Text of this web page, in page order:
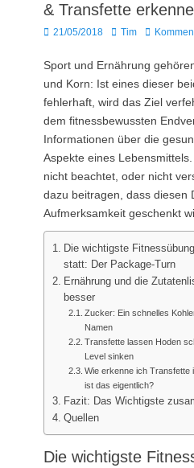
& Transfette
Posted
21/05/2018 Autor
Tim
Sport und Ernährung
und Korn: Ist eines dieser
fehlerhaft, wird das Ziel
dem fitnessbewussten
Informationen über die
Aspekte eines
nicht beachtet, oder nicht
dazu beitragen, dass diesen
Aufmerksamkeit geschenkt
Die wichtigste
statt: Der Package-Turn
Ernährung und die
besser
Zucker: Ein schnelles
Namen
Transfette lassen Hoden
Level sinken
Wie erkenne ich Transfette
ist das eigentlich?
Fazit: Das Wichtigste
Quellen
Die wichtigste